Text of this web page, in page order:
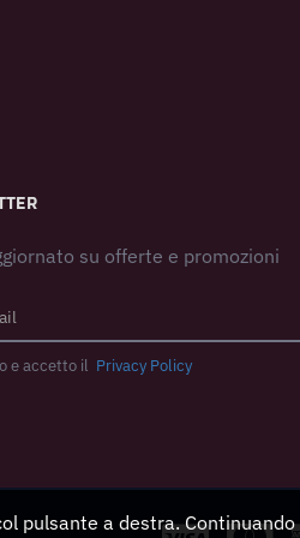
su offerte e promozioni
e accetto il Privacy Policy
a destra. Continuando